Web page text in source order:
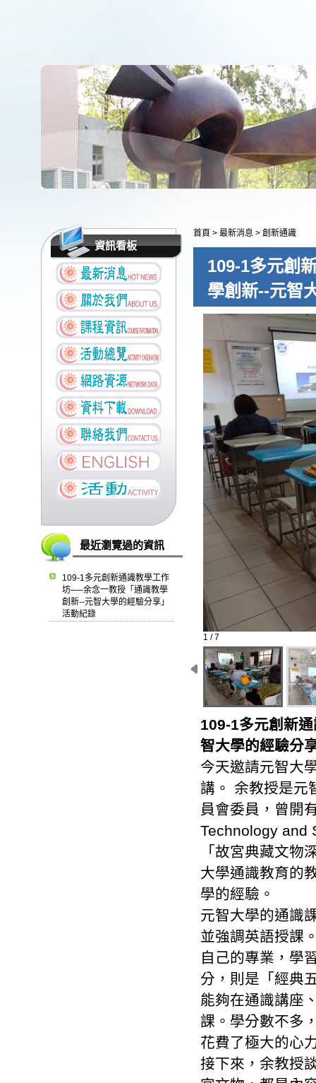
資訊看板
最近瀏覽過的資訊
109-1多元創新通識教學工作
坊──余念一教授「通識教學
創新--元智大學的經驗分享」
活動紀錄
首頁 > 最新消息 > 創新通識
109-1多元創
學創新--元智
1 / 7
109-1多元創新
智大學的經驗分
今天邀請元智大
講。 余教授是元
員會委員，曾開
Technology and
「故宮典藏文物
大學通識教育的
學的經驗。
元智大學的通識
並強調英語授課
自己的專業，學
分，則是「經典
能夠在通識講座
課。學分數不多
花費了極大的心
接下來，余教授